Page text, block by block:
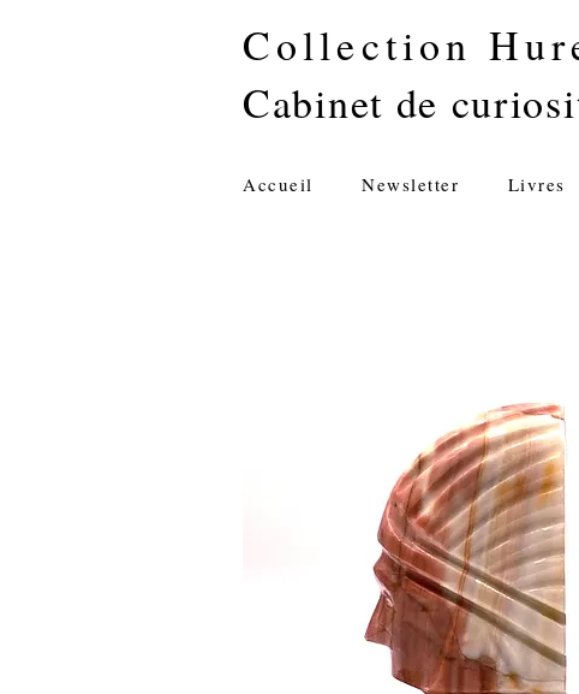
Collection
Cabinet de
Accueil Newsletter Livres